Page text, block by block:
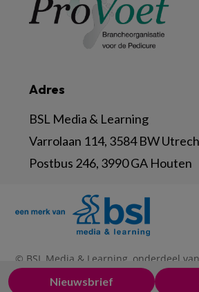
Adres
BSL Media & Learning
Varrolaan 114, 3584 BW
Postbus 246, 3990 GA Houten
© BSL Media & Learning, onderdeel van
Privacy Statement | Disclaimer|
Nieuwsbrief